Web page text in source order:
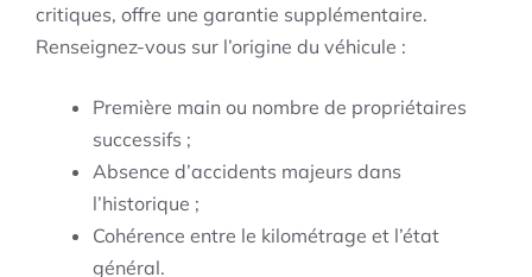
critiques, offre une garantie supplémentaire.
Renseignez-vous sur l’origine du véhicule :
Première main ou nombre de propriétaires
successifs ;
Absence d’accidents majeurs dans
l’historique ;
Cohérence entre le kilométrage et l’état
général.